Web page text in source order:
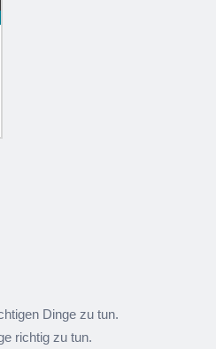
Dinge zu tun.
richtig zu tun.